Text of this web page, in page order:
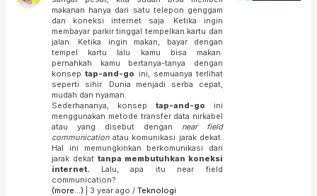
makanan hanya dari satu telepon genggam
dan koneksi internet saja. Ketika ingin
membayar parkir tinggal tempelkan kartu dan
jalan. Ketika ingin makan, bayar dengan
tempel kartu lalu kamu bisa makan.
pernahkah kamu bertanya-tanya dengan
konseptap-and-go ini, semuanya terlihat
seperti sihir. Dunia menjadi serba cepat,
mudah dan nyaman.
Sederhananya, konsep tap-and-go ini
menggunakan metode transfer data nirkabel
atau yang disebut dengan near field
communicationatau komunikasi jarak dekat.
Hal ini memungkinkan berkomunikasi dari
jarak dekat tanpa membutuhkan koneksi
internet. Lalu, apa itu near field
communication?
(more…) | 3 year ago / Teknologi